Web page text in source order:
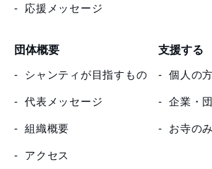
応援メッセージ
団体概要
シャンティが目指すもの
代表メッセージ
組織概要
アクセス
支援する
個人の
企業・
お寺の